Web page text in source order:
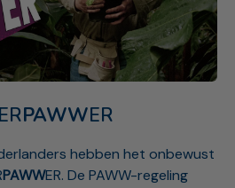
PAWWER
hebben het onbewust
PAWWER. De PAWW-regeling